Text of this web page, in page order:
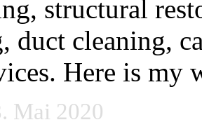
structural
duct cleaning,
Here is my
Mai 2020